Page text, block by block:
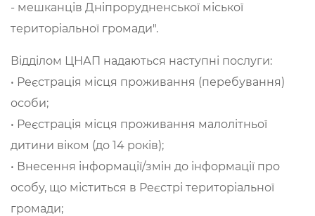
- мешканців Дніпрорудненської міської
територіальної громади".
Відділом ЦНАП надаються наступні послуги:
• Реєстрація місця проживання (перебування)
особи;
• Реєстрація місця проживання малолітньої
дитини віком (до 14 років);
• Внесення інформації/змін до інформації про
особу, що міститься в Реєстрі територіальної
громади;